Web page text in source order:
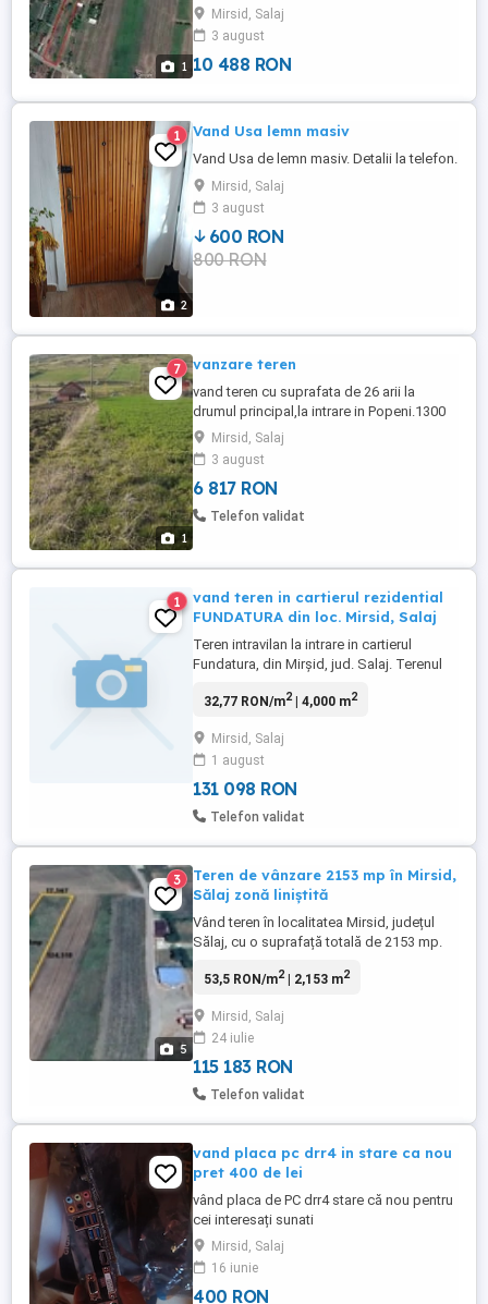
1
Mirsid, Salaj
3 august
10 488 RON
2
1 Vand Usa lemn masiv
Vand Usa de lemn masiv. Detalii la telefon.
Mirsid, Salaj
3 august
600 RON
800 RON
1
7 vanzare teren
vand teren cu suprafata de 26 arii la
drumul principal,la intrare in Popeni.1300
ar Mirsid, Salaj
3 august
6 817 RON
Telefon validat
1
vand teren in cartierul rezidential
FUNDATURA din loc. Mirsid, Salaj
Teren intravilan la intrare in cartierul
Fundatura, din Mirșid, jud. Salaj. Terenul
Service Auto, dincolo de drum și are o
000 .
32,77 RON/m2| 4,000 m2
Mirsid, Salaj
1 august
131 098 RON
Telefon validat
5
3
Teren de vânzare 2153 mp în Mirsid,
Sălaj zonă liniștită
Vând teren în localitatea Mirsid, județul
Sălaj, cu o suprafață totală de 2153 mp.
dezvoltare viitoare. Acces facil din drumul
extindere. Documentație la zi, intabulat,
proprietar persoană fizică. Preț usor
negociabi ...
53,5 RON/m2| 2,153 m2
Mirsid, Salaj
24 iulie
115 183 RON
Telefon validat
vand placa pc drr4 in stare ca nou
pret 400 de lei
vând placa de PC drr4 stare că nou pentru
cei interesați sunati
Mirsid, Salaj
16 iunie
400 RON